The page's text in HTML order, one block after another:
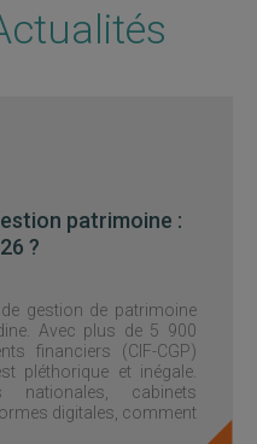
patrimoine :
?
gestion de patrimoine
Avec plus de 5 900
financiers (CIF-CGP)
pléthorique et inégale.
nationales, cabinets
digitales, comment